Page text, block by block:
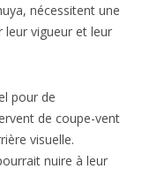
nécessitent une
vigueur et leur
pour de
de coupe-vent
visuelle.
nuire à leur